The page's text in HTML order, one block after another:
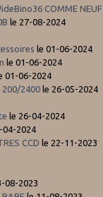
COMME NEUF
le 27-08-2024
le 01-06-2024
le 01-06-2024
01-06-2024
200/2400 le 26-05-2024
le 26-04-2024
04-2024
CCD le 22-11-2023
08-2023